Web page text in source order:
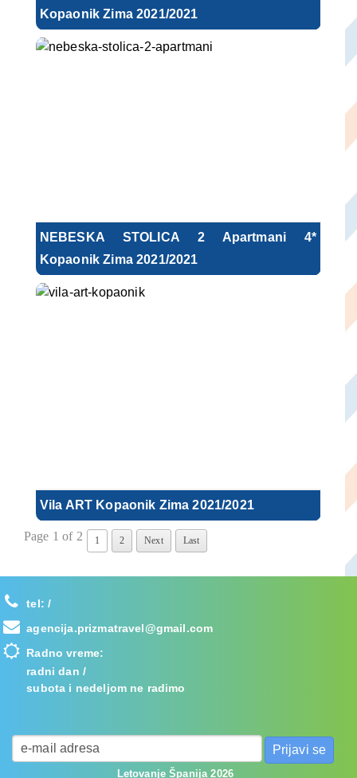
Kopaonik Zima 2021/2021
NEBESKA STOLICA 2 Apartmani 4*
Kopaonik Zima 2021/2021
Vila ART Kopaonik Zima 2021/2021
Page 1 of 2 1 2 Next Last
tel:/
agencija.prizmatravel@gmail.com
Radno vreme:
radni dan /
subota i nedeljom ne radimo
Letovanje Španija 2026